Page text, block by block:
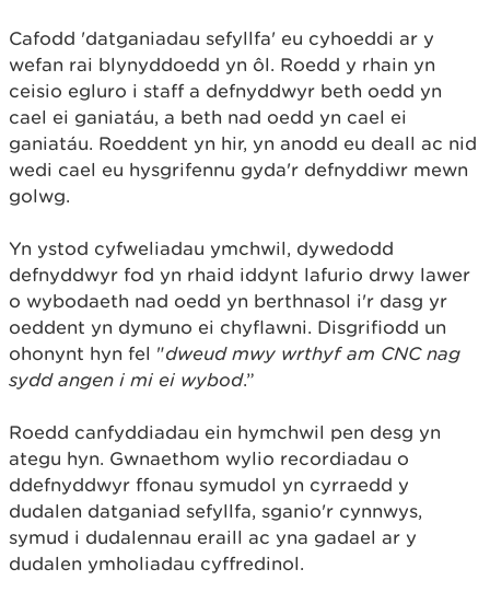
Cafodd 'datganiadau sefyllfa' eu cyhoeddi ar y
wefan rai blynyddoedd yn ôl. Roedd y rhain yn
ceisio egluro i staff a defnyddwyr beth oedd yn
cael ei ganiatáu, a beth nad oedd yn cael ei
ganiatáu. Roeddent yn hir, yn anodd eu deall ac nid
wedi cael eu hysgrifennu gyda'r defnyddiwr mewn
golwg.
Yn ystod cyfweliadau ymchwil, dywedodd
defnyddwyr fod yn rhaid iddynt lafurio drwy lawer
o wybodaeth nad oedd yn berthnasol i'r dasg yr
oeddent yn dymuno ei chyflawni. Disgrifiodd un
ohonynt hyn fel "dweud mwy wrthyf am CNC nag
sydd angen i mi ei wybod.”
Roedd canfyddiadau ein hymchwil pen desg yn
ategu hyn. Gwnaethom wylio recordiadau o
ddefnyddwyr ffonau symudol yn cyrraedd y
dudalen datganiad sefyllfa, sganio'r cynnwys,
symud i dudalennau eraill ac yna gadael ar y
dudalen ymholiadau cyffredinol.